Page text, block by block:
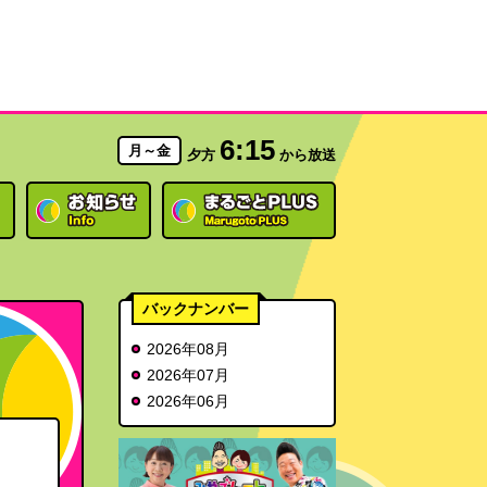
月～金 夕方 6:15 から放送
バックナンバー
2026年08月
2026年07月
2026年06月